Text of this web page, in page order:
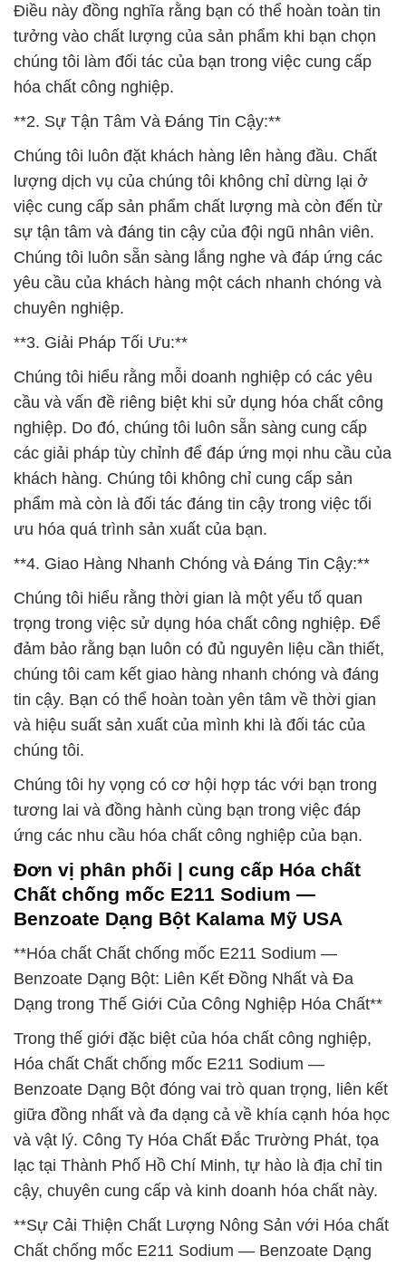
Điều này đồng nghĩa rằng bạn có thể hoàn toàn tin
tưởng vào chất lượng của sản phẩm khi bạn chọn
chúng tôi làm đối tác của bạn trong việc cung cấp
hóa chất công nghiệp.
**2. Sự Tận Tâm Và Đáng Tin Cậy:**
Chúng tôi luôn đặt khách hàng lên hàng đầu. Chất
lượng dịch vụ của chúng tôi không chỉ dừng lại ở
việc cung cấp sản phẩm chất lượng mà còn đến từ
sự tận tâm và đáng tin cậy của đội ngũ nhân viên.
Chúng tôi luôn sẵn sàng lắng nghe và đáp ứng các
yêu cầu của khách hàng một cách nhanh chóng và
chuyên nghiệp.
**3. Giải Pháp Tối Ưu:**
Chúng tôi hiểu rằng mỗi doanh nghiệp có các yêu
cầu và vấn đề riêng biệt khi sử dụng hóa chất công
nghiệp. Do đó, chúng tôi luôn sẵn sàng cung cấp
các giải pháp tùy chỉnh để đáp ứng mọi nhu cầu của
khách hàng. Chúng tôi không chỉ cung cấp sản
phẩm mà còn là đối tác đáng tin cậy trong việc tối
ưu hóa quá trình sản xuất của bạn.
**4. Giao Hàng Nhanh Chóng và Đáng Tin Cậy:**
Chúng tôi hiểu rằng thời gian là một yếu tố quan
trọng trong việc sử dụng hóa chất công nghiệp. Để
đảm bảo rằng bạn luôn có đủ nguyên liệu cần thiết,
chúng tôi cam kết giao hàng nhanh chóng và đáng
tin cậy. Bạn có thể hoàn toàn yên tâm về thời gian
và hiệu suất sản xuất của mình khi là đối tác của
chúng tôi.
Chúng tôi hy vọng có cơ hội hợp tác với bạn trong
tương lai và đồng hành cùng bạn trong việc đáp
ứng các nhu cầu hóa chất công nghiệp của bạn.
Đơn vị phân phối | cung cấp Hóa chất
Chất chống mốc E211 Sodium —
Benzoate Dạng Bột Kalama Mỹ USA
**Hóa chất Chất chống mốc E211 Sodium —
Benzoate Dạng Bột: Liên Kết Đồng Nhất và Đa
Dạng trong Thế Giới Của Công Nghiệp Hóa Chất**
Trong thế giới đặc biệt của hóa chất công nghiệp,
Hóa chất Chất chống mốc E211 Sodium —
Benzoate Dạng Bột đóng vai trò quan trọng, liên kết
giữa đồng nhất và đa dạng cả về khía cạnh hóa học
và vật lý. Công Ty Hóa Chất Đắc Trường Phát, tọa
lạc tại Thành Phố Hồ Chí Minh, tự hào là địa chỉ tin
cậy, chuyên cung cấp và kinh doanh hóa chất này.
**Sự Cải Thiện Chất Lượng Nông Sản với Hóa chất
Chất chống mốc E211 Sodium — Benzoate Dạng